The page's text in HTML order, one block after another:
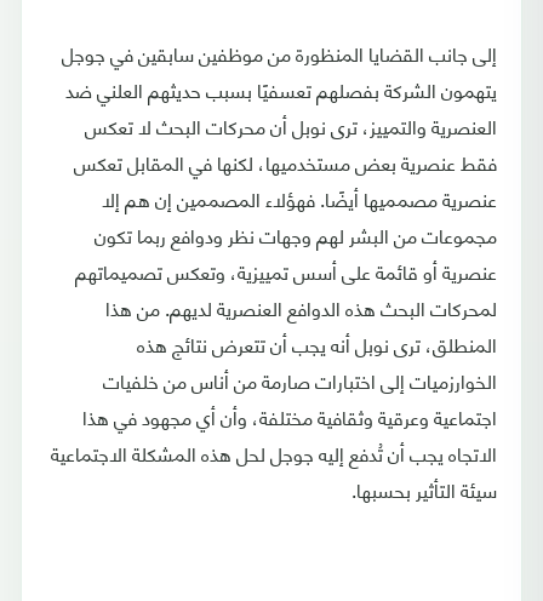
إلى جانب القضايا المنظورة من موظفين سابقين في جوجل
يتهمون الشركة بفصلهم تعسفيًا بسبب حديثهم العلني ضد
العنصرية والتمييز، ترى نوبل أن محركات البحث لا تعكس
فقط عنصرية بعض مستخدميها، لكنها في المقابل تعكس
عنصرية مصمميها أيضًا. فهؤلاء المصممين إن هم إلا
مجموعات من البشر لهم وجهات نظر ودوافع ربما تكون
عنصرية أو قائمة على أسس تمييزية، وتعكس تصميماتهم
لمحركات البحث هذه الدوافع العنصرية لديهم. من هذا
المنطلق، ترى نوبل أنه يجب أن تتعرض نتائج هذه
الخوارزميات إلى اختبارات صارمة من أناس من خلفيات
اجتماعية وعرقية وثقافية مختلفة، وأن أي مجهود في هذا
الاتجاه يجب أن تُدفع إليه جوجل لحل هذه المشكلة الاجتماعية
سيئة التأثير بحسبها.